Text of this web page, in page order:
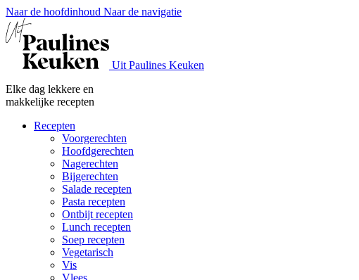
Naar de hoofdinhoud Naar de navigatie
Uit Paulines Keuken
Elke dag lekkere en
makkelijke recepten
Recepten
Voorgerechten
Hoofdgerechten
Nagerechten
Bijgerechten
Salade recepten
Pasta recepten
Ontbijt recepten
Lunch recepten
Soep recepten
Vegetarisch
Vis
Vlees